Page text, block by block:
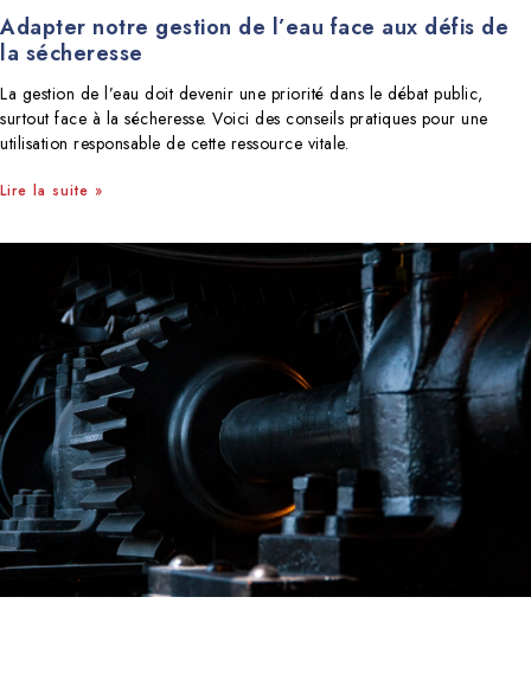
Adapter notre gestion de l’eau face aux défis de
la sécheresse
La gestion de l’eau doit devenir une priorité dans le débat public,
surtout face à la sécheresse. Voici des conseils pratiques pour une
utilisation responsable de cette ressource vitale.
Lire la suite »